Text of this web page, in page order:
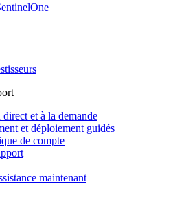
et à la demande
et déploiement guidés
de compte
maintenant